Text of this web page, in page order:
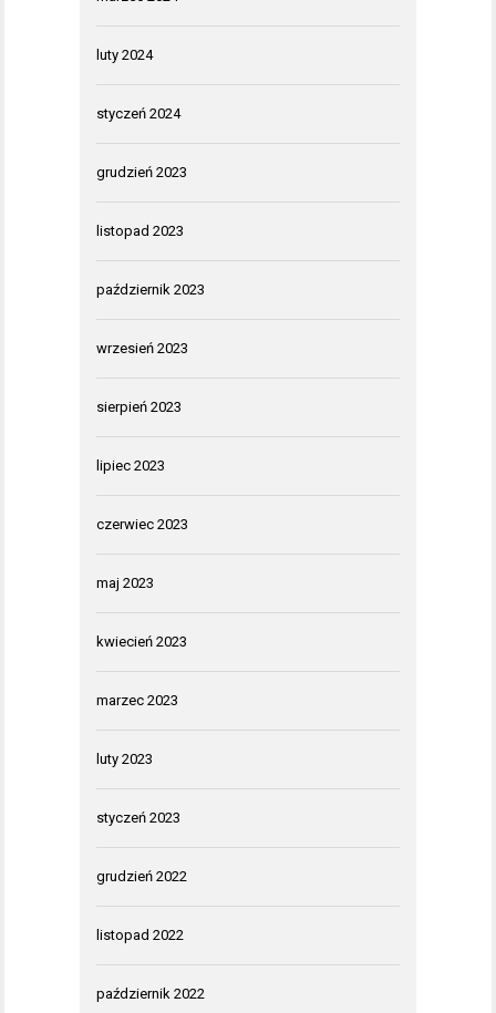
luty 2024
styczeń 2024
grudzień 2023
listopad 2023
październik 2023
wrzesień 2023
sierpień 2023
lipiec 2023
czerwiec 2023
maj 2023
kwiecień 2023
marzec 2023
luty 2023
styczeń 2023
grudzień 2022
listopad 2022
październik 2022